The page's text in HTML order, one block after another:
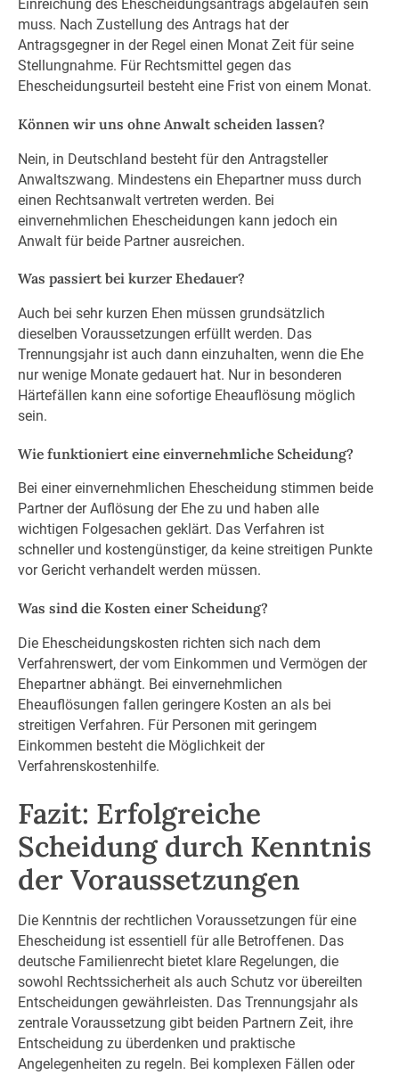
Einreichung des Ehescheidungsantrags abgelaufen sein
muss. Nach Zustellung des Antrags hat der
Antragsgegner in der Regel einen Monat Zeit für seine
Stellungnahme. Für Rechtsmittel gegen das
Ehescheidungsurteil besteht eine Frist von einem Monat.
Können wir uns ohne Anwalt scheiden lassen?
Nein, in Deutschland besteht für den Antragsteller
Anwaltszwang. Mindestens ein Ehepartner muss durch
einen Rechtsanwalt vertreten werden. Bei
einvernehmlichen Ehescheidungen kann jedoch ein
Anwalt für beide Partner ausreichen.
Was passiert bei kurzer Ehedauer?
Auch bei sehr kurzen Ehen müssen grundsätzlich
dieselben Voraussetzungen erfüllt werden. Das
Trennungsjahr ist auch dann einzuhalten, wenn die Ehe
nur wenige Monate gedauert hat. Nur in besonderen
Härtefällen kann eine sofortige Eheauflösung möglich
sein.
Wie funktioniert eine einvernehmliche Scheidung?
Bei einer einvernehmlichen Ehescheidung stimmen beide
Partner der Auflösung der Ehe zu und haben alle
wichtigen Folgesachen geklärt. Das Verfahren ist
schneller und kostengünstiger, da keine streitigen Punkte
vor Gericht verhandelt werden müssen.
Was sind die Kosten einer Scheidung?
Die Ehescheidungskosten richten sich nach dem
Verfahrenswert, der vom Einkommen und Vermögen der
Ehepartner abhängt. Bei einvernehmlichen
Eheauflösungen fallen geringere Kosten an als bei
streitigen Verfahren. Für Personen mit geringem
Einkommen besteht die Möglichkeit der
Verfahrenskostenhilfe.
Fazit: Erfolgreiche
Scheidung durch Kenntnis
der Voraussetzungen
Die Kenntnis der rechtlichen Voraussetzungen für eine
Ehescheidung ist essentiell für alle Betroffenen. Das
deutsche Familienrecht bietet klare Regelungen, die
sowohl Rechtssicherheit als auch Schutz vor übereilten
Entscheidungen gewährleisten. Das Trennungsjahr als
zentrale Voraussetzung gibt beiden Partnern Zeit, ihre
Entscheidung zu überdenken und praktische
Angelegenheiten zu regeln. Bei komplexen Fällen oder